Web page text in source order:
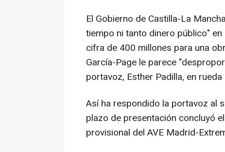
El Gobierno de Castilla-La
tiempo ni tanto dinero público"
cifra de 400 millones para una
García-Page le parece
portavoz, Esther Padilla, en
Así ha respondido la portavoz al
plazo de presentación concluyó
provisional del AVE Madrid-